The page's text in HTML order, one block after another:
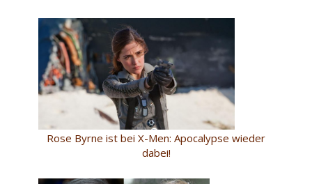
Rose Byrne ist bei X-Men: Apocalypse wieder
dabei!